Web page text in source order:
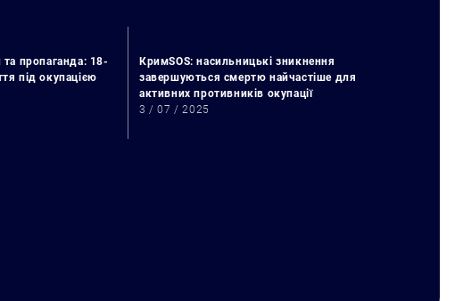
та пропаганда: 18-
під окупацією
КримSOS: насильницькі зникнення
завершуються смертю найчастіше для
активних противників окупації
3 / 07 / 2025